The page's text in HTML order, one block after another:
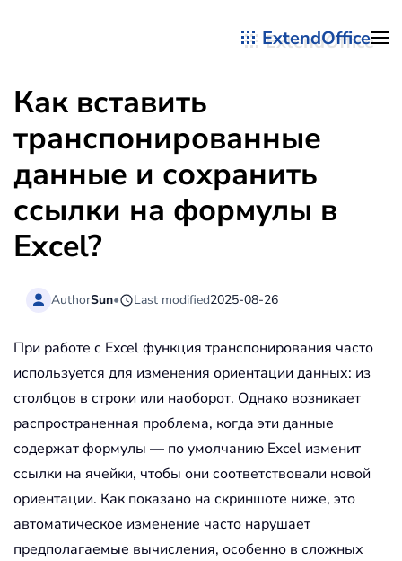
ExtendOffice
Как вставить
транспонированные
данные и сохранить
ссылки на формулы в
Excel?
AuthorSun• Last modified2025-08-26
При работе с Excel функция транспонирования часто
используется для изменения ориентации данных: из
столбцов в строки или наоборот. Однако возникает
распространенная проблема, когда эти данные
содержат формулы — по умолчанию Excel изменит
ссылки на ячейки, чтобы они соответствовали новой
ориентации. Как показано на скриншоте ниже, это
автоматическое изменение часто нарушает
предполагаемые вычисления, особенно в сложных